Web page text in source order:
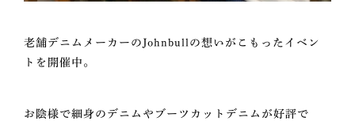
老舗デニムメーカーのJohnbullの想いがこもったイベン
トを開催中。
お陰様で細身のデニムやブーツカットデニムが好評で